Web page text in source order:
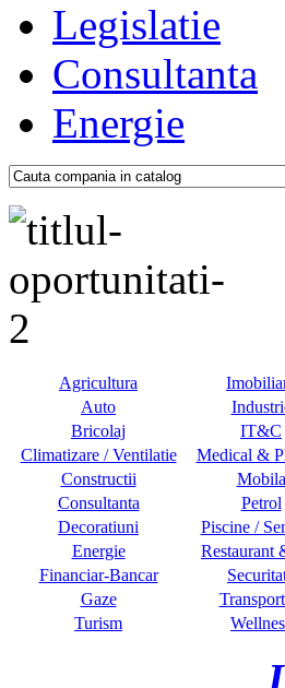
Legislatie
Consultanta
Energie
Agricultura
Auto
Bricolaj
IT&C
Climatizare / Ventilatie
Medical &
Constructii
Mobila
Consultanta
Petrol
Decoratiuni
Piscine /
Energie
Restaurant
Financiar-Bancar
Gaze
Turism